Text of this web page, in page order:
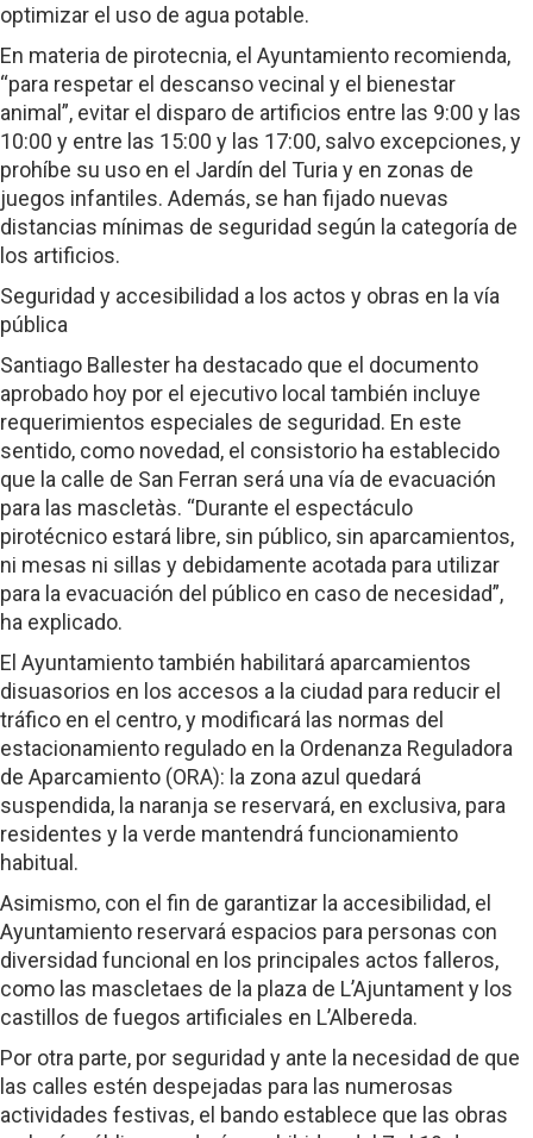
optimizar el uso de agua potable.
En materia de pirotecnia, el Ayuntamiento recomienda,
“para respetar el descanso vecinal y el bienestar
animal”, evitar el disparo de artificios entre las 9:00 y las
10:00 y entre las 15:00 y las 17:00, salvo excepciones, y
prohíbe su uso en el Jardín del Turia y en zonas de
juegos infantiles. Además, se han fijado nuevas
distancias mínimas de seguridad según la categoría de
los artificios.
Seguridad y accesibilidad a los actos y obras en la vía
pública
Santiago Ballester ha destacado que el documento
aprobado hoy por el ejecutivo local también incluye
requerimientos especiales de seguridad. En este
sentido, como novedad, el consistorio ha establecido
que la calle de San Ferran será una vía de evacuación
para las mascletàs. “Durante el espectáculo
pirotécnico estará libre, sin público, sin aparcamientos,
ni mesas ni sillas y debidamente acotada para utilizar
para la evacuación del público en caso de necesidad”,
ha explicado.
El Ayuntamiento también habilitará aparcamientos
disuasorios en los accesos a la ciudad para reducir el
tráfico en el centro, y modificará las normas del
estacionamiento regulado en la Ordenanza Reguladora
de Aparcamiento (ORA): la zona azul quedará
suspendida, la naranja se reservará, en exclusiva, para
residentes y la verde mantendrá funcionamiento
habitual.
Asimismo, con el fin de garantizar la accesibilidad, el
Ayuntamiento reservará espacios para personas con
diversidad funcional en los principales actos falleros,
como las mascletaes de la plaza de L’Ajuntament y los
castillos de fuegos artificiales en L’Albereda.
Por otra parte, por seguridad y ante la necesidad de que
las calles estén despejadas para las numerosas
actividades festivas, el bando establece que las obras